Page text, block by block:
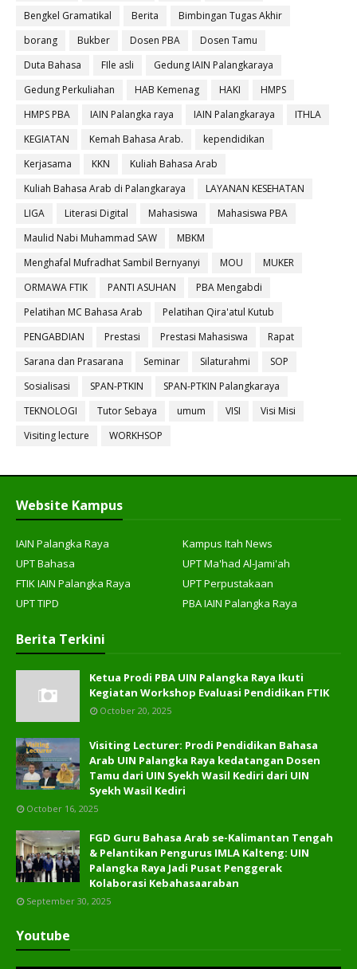
Bengkel Gramatikal
Berita
Bimbingan Tugas Akhir
borang
Bukber Dosen PBA
Dosen Tamu
Duta Bahasa
FIle asli
Gedung IAIN Palangkaraya
Gedung Perkuliahan
HAB Kemenag HAKI
HMPS
HMPS PBA
IAIN Palangka raya IAIN Palangkaraya
ITHLA
KEGIATAN
Kemah Bahasa Arab.
kependidikan
Kerjasama
KKN
Kuliah Bahasa Arab
Kuliah Bahasa Arab di Palangkaraya
LAYANAN KESEHATAN
LIGA
Literasi Digital Mahasiswa
Mahasiswa PBA
Maulid Nabi Muhammad SAW
MBKM
Menghafal Mufradhat Sambil Bernyanyi
MOU
MUKER
ORMAWA FTIK
PANTI ASUHAN
PBA Mengabdi
Pelatihan MC Bahasa Arab
Pelatihan Qira'atul Kutub
PENGABDIAN
Prestasi Prestasi Mahasiswa
Rapat
Sarana dan Prasarana
Seminar Silaturahmi
SOP
Sosialisasi
SPAN-PTKIN
SPAN-PTKIN Palangkaraya
TEKNOLOGI
Tutor Sebaya umum VISI
Visi Misi
Visiting lecture
WORKHSOP
Website Kampus
IAIN Palangka Raya
Kampus Itah News
UPT Bahasa
UPT Ma'had Al-Jami'ah
FTIK IAIN Palangka Raya
UPT Perpustakaan
UPT TIPD
PBA IAIN Palangka Raya
Berita Terkini
Ketua Prodi PBA UIN Palangka Raya Ikuti
Kegiatan Workshop Evaluasi Pendidikan FTIK
October 20, 2025
Visiting Lecturer: Prodi Pendidikan Bahasa
Arab UIN Palangka Raya kedatangan Dosen
Tamu dari UIN Syekh Wasil Kediri dari UIN
Syekh Wasil Kediri
October 16, 2025
FGD Guru Bahasa Arab se-Kalimantan Tengah
& Pelantikan Pengurus IMLA Kalteng: UIN
Palangka Raya Jadi Pusat Penggerak
Kolaborasi Kebahasaaraban
September 30, 2025
Youtube